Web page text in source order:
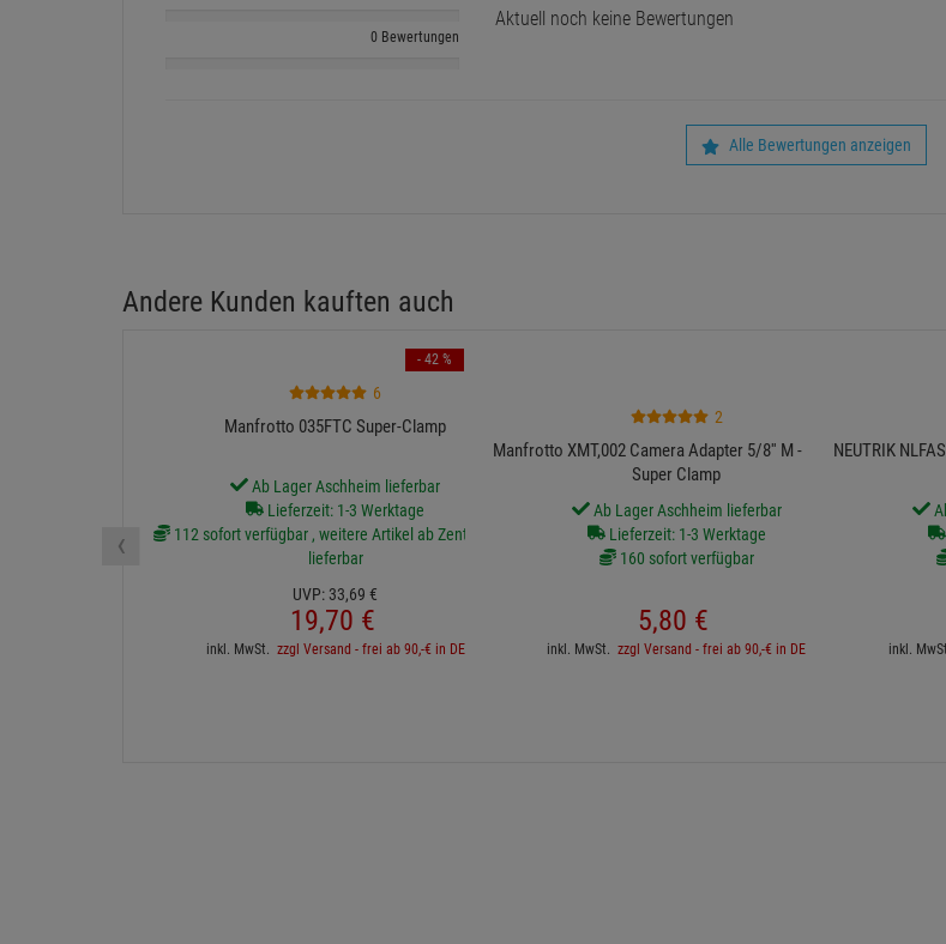
0 Bewertungen
Aktuell noch keine Bewertungen
Alle Bewertungen anzeigen
Andere Kunden kauften auch
6
Manfrotto 035FTC Super-Clamp
Ab Lager Aschheim lieferbar
Lieferzeit: 1-3 Werktage
112 sofort verfügbar , weitere Artikel ab Zentrallager
lieferbar
UVP: 33,69 €
19,70 €
inkl. MwSt. zzgl Versand - frei ab 90,-€ in DE
- 42 %
2
Manfrotto XMT,002 Camera Adapter 5/8'' M - M10 für
Super Clamp
Ab Lager Aschheim lieferbar
Lieferzeit: 1-3 Werktage
160 sofort verfügbar
5,80 €
inkl. MwSt. zzgl Versand - frei ab 90,-€ in DE
NEUTRIK
inkl.
‹